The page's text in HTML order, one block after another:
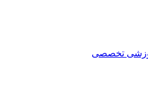
تخصصی